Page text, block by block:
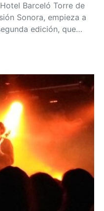
Barceló Torre de
Sonora, empieza a
edición, que…